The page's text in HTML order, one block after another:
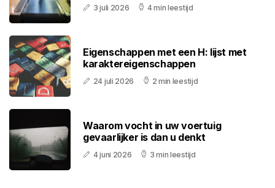
3 juli 2026 4 min leestijd
Eigenschappen met een H: lijst met
karaktereigenschappen
24 juli 2026 2 min leestijd
Waarom vocht in uw voertuig
gevaarlijker is dan u denkt
4 juni 2026 3 min leestijd